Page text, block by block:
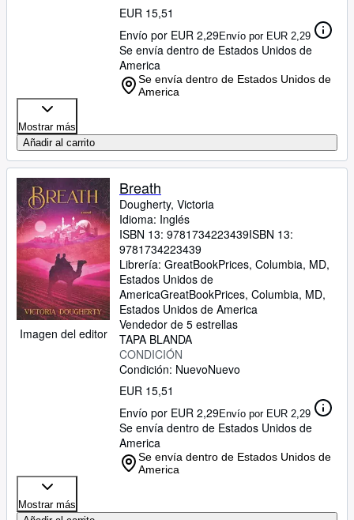
EUR 15,51
Envío por EUR 2,29Envío por EUR 2,29
Se envía dentro de Estados Unidos de
America
Se envía dentro de Estados Unidos de
America
Mostrar más
Añadir al carrito
Imagen del editor
Breath
Dougherty, Victoria
Idioma: Inglés
ISBN 13: 9781734223439ISBN 13:
9781734223439
Librería: GreatBookPrices, Columbia, MD,
Estados Unidos de
AmericaGreatBookPrices, Columbia, MD,
Estados Unidos de America
Vendedor de 5 estrellas
TAPA BLANDA
CONDICIÓN
Condición: NuevoNuevo
EUR 15,51
Envío por EUR 2,29Envío por EUR 2,29
Se envía dentro de Estados Unidos de
America
Se envía dentro de Estados Unidos de
America
Mostrar más